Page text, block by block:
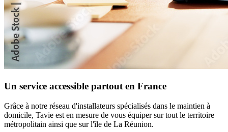
Un service accessible partout en France
Grâce à notre réseau d'installateurs spécialisés dans le maintien à
domicile, Tavie est en mesure de vous équiper sur tout le territoire
métropolitain ainsi que sur l'île de La Réunion.